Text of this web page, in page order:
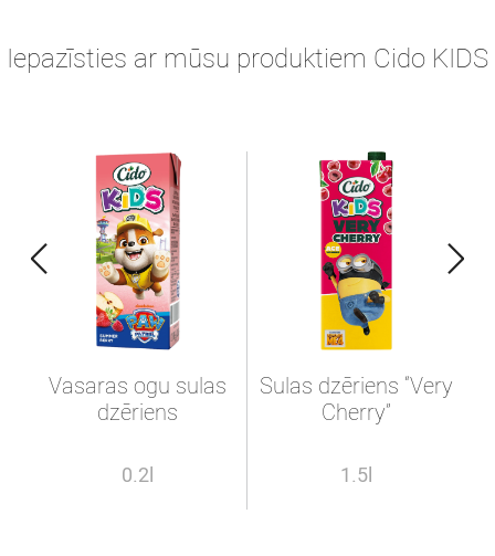
Iepazīsties ar mūsu produktiem Cido KIDS
Vasaras ogu sulas
dzēriens
0.2l
Sulas dzēriens “Very
Cherry”
1.5l